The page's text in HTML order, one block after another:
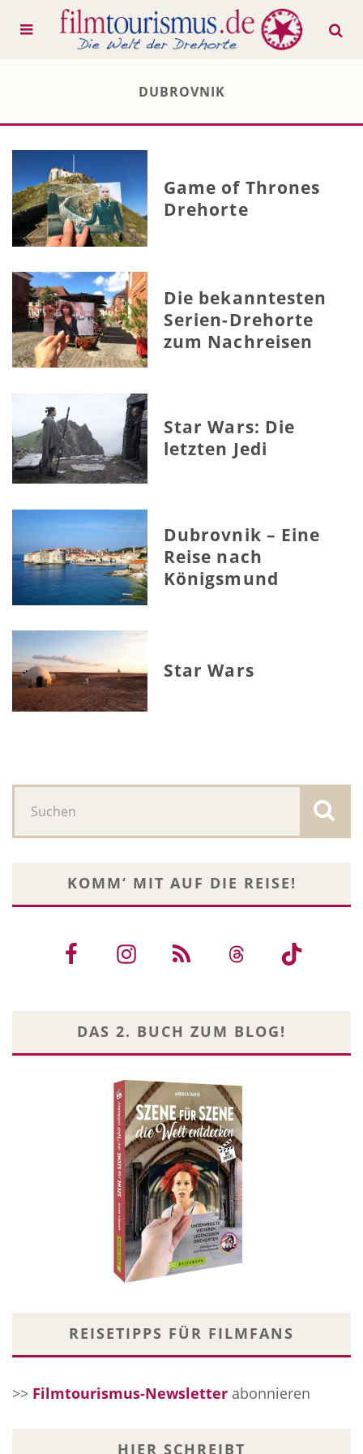
DUBROVNIK
Game of Thrones
Drehorte
Die bekanntesten
Serien-Drehorte
zum Nachreisen
Star Wars: Die
letzten Jedi
Dubrovnik – Eine
Reise nach
Königsmund
Star Wars
KOMM‘ MIT AUF DIE REISE!
DAS 2. BUCH ZUM BLOG!
REISETIPPS FÜR FILMFANS
>> Filmtourismus-Newsletter abonnieren
HIER SCHREIBT